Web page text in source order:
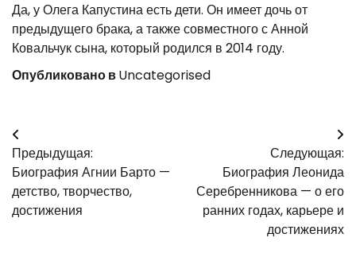
Да, у Олега Капустина есть дети. Он имеет дочь от
предыдущего брака, а также совместного с Анной
Ковальчук сына, который родился в 2014 году.
Опубликовано вUncategorised
Навигация
по
записям
Предыдущая:
Биография Агнии Барто —
детство, творчество,
достижения
Следующая:
Биография Леонида
Серебренникова — о его
ранних годах, карьере и
достижениях